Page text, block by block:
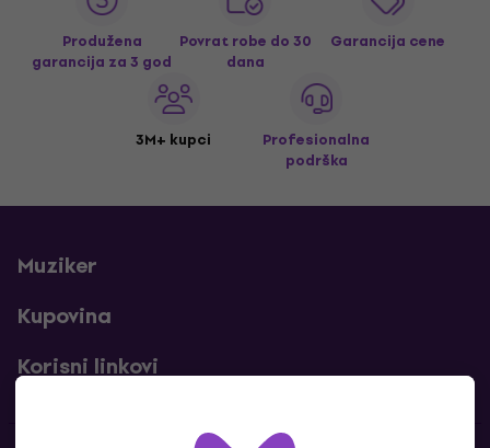
Produžena
garancija za 3 god
Povrat robe do 30
dana
Garancija cene
3M+ kupci
Profesionalna
podrška
Muziker
Kupovina
Korisni linkovi